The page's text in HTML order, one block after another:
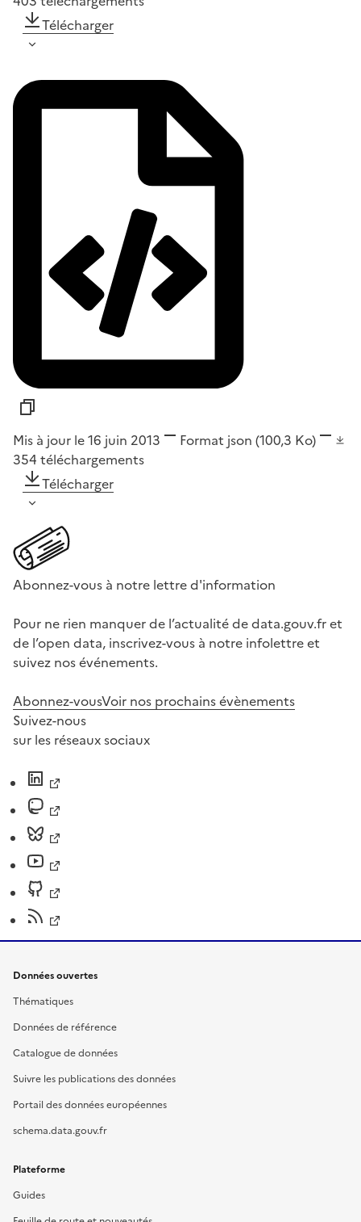
Télécharger
Mis à jour le 16 juin 2013 Format json (100,3 Ko)
354 téléchargements
Télécharger
Abonnez-vous à notre lettre d'information
Pour ne rien manquer de l’actualité de data.gouv.fr et
de l’open data, inscrivez-vous à notre infolettre et
suivez nos événements.
Abonnez-vousVoir nos prochains évènements
Suivez-nous
sur les réseaux sociaux
Données ouvertes
Thématiques
Données de référence
Catalogue de données
Suivre les publications des données
Portail des données européennes
schema.data.gouv.fr
Plateforme
Guides